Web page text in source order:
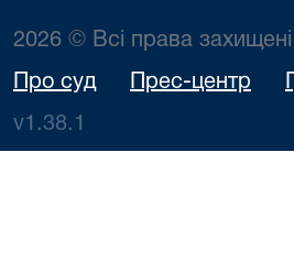
2026 © Всі права захищені
Про суд Прес-центр
v1.38.1